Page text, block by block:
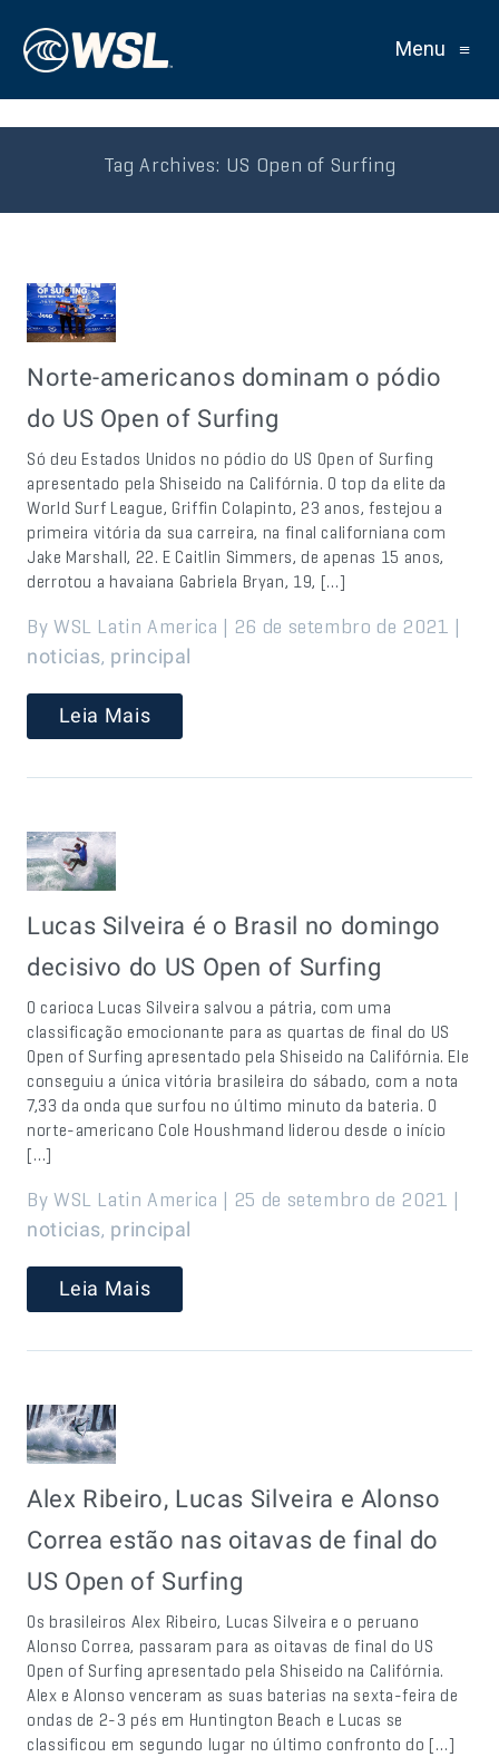
Menu ≡
Tag Archives: US Open of Surfing
Norte-americanos dominam o pódio
do US Open of Surfing
Só deu Estados Unidos no pódio do US Open of Surfing
apresentado pela Shiseido na Califórnia. O top da elite da
World Surf League, Griffin Colapinto, 23 anos, festejou a
primeira vitória da sua carreira, na final californiana com
Jake Marshall, 22. E Caitlin Simmers, de apenas 15 anos,
derrotou a havaiana Gabriela Bryan, 19, […]
By WSL Latin America | 26 de setembro de 2021 |
noticias, principal
Leia Mais
Lucas Silveira é o Brasil no domingo
decisivo do US Open of Surfing
O carioca Lucas Silveira salvou a pátria, com uma
classificação emocionante para as quartas de final do US
Open of Surfing apresentado pela Shiseido na Califórnia. Ele
conseguiu a única vitória brasileira do sábado, com a nota
7,33 da onda que surfou no último minuto da bateria. O
norte-americano Cole Houshmand liderou desde o início
[…]
By WSL Latin America | 25 de setembro de 2021 |
noticias, principal
Leia Mais
Alex Ribeiro, Lucas Silveira e Alonso
Correa estão nas oitavas de final do
US Open of Surfing
Os brasileiros Alex Ribeiro, Lucas Silveira e o peruano
Alonso Correa, passaram para as oitavas de final do US
Open of Surfing apresentado pela Shiseido na Califórnia.
Alex e Alonso venceram as suas baterias na sexta-feira de
ondas de 2-3 pés em Huntington Beach e Lucas se
classificou em segundo lugar no último confronto do […]